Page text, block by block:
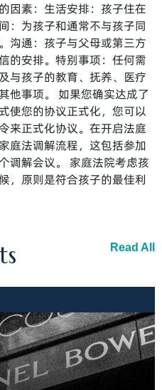
因素：生活安排：孩子住在
：为孩子和通常不与孩子同
沟通：孩子与父母或第三方
的安排。特别事项：任何需
与孩子的教育、抚养、医疗
他事项。 如果您确实达成了
使您的协议正式化，您可以
来正式化协议。在开启法庭
庭法调解流程，这包括参加
调解会议。 家庭法院考虑孩
，原则是符合孩子的最佳利
Read All